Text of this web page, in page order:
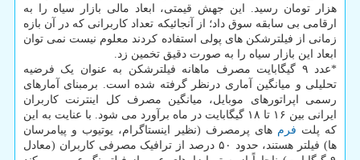
هزار تومان رسید. این جهش قیمتی، ابعاد مالی بازار سیاه را به
ارقامی بی سابقه سوق داد؛ از آنجائیکه تعداد کاربرانی که در آن بازه
زمانی از فیلترشکن های پولی استفاده کردند معلوم نیست نمی توان
ابعاد این بازار سیاه را به صورت دقیق تخمین زد.
*عدد ۹ گیگابایت مصرف ماهانه فیلترشکن به عنوان یک فرضیه
تحلیلی و میانگین آماری درنظر گرفته شده است. برمبنای آمارهای
رسمی اپراتورهای موبایل، میانگین مصرف کل اینترنت کاربران
ایرانی بین ۱۶ تا ۱۸ گیگابایت در ماه برآورد می شود. با عنایت به این
که پلت فرم های پرمصرف (نظیر اینستاگرام، یوتیوب و پیامرسان
ها) فیلتر هستند، حدود ۵۰ درصد از ترافیک مصرفی کاربران (معادل